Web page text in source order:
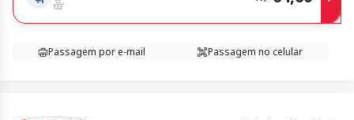
Passagem por e-mail Passagem no celular